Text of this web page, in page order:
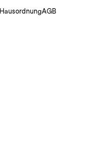
HausordnungAGB